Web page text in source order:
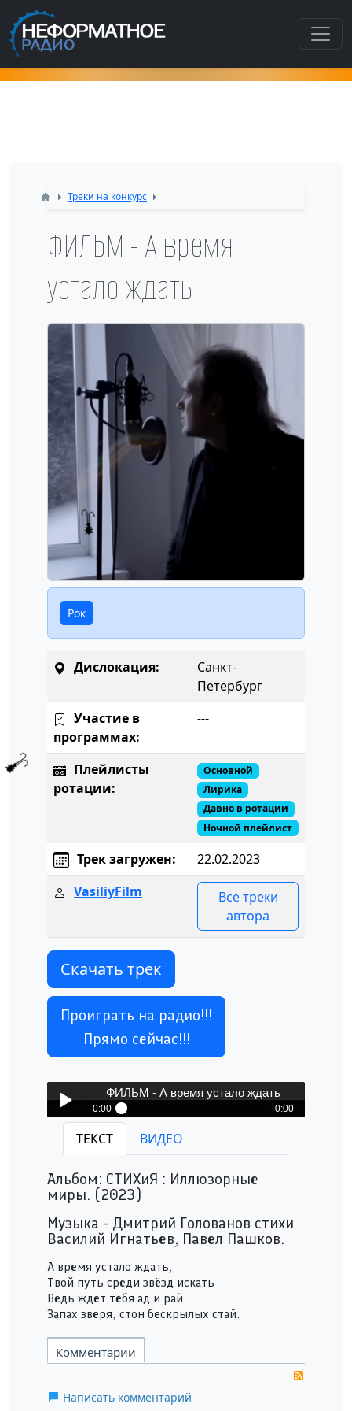
Как попасть в этот раздел???
Треки на конкурс
ФИЛЬМ - А время
устало ждать
Рок
Дислокация:
Санкт-
Петербург
Участие в
программах:
---
Плейлисты
ротации:
Основной
Лирика
Давно в ротации
Ночной плейлист
Трек загружен:
22.02.2023
VasiliyFilm
Все треки
автора
Скачать трек
Проиграть на радио!!!
Прямо сейчас!!!
pause
ФИЛЬМ - А время устало ждать
0:00 0:00
ФИЛЬМ - А время устало ждать
ТЕКСТ ВИДЕО
Альбом: СТИХиЯ : Иллюзорные
миры. (2023)
Музыка - Дмитрий Голованов стихи
Василий Игнатьев, Павел Пашков.
А время устало ждать,
Твой путь среди звёзд искать
Ведь ждет тебя ад и рай
Запах зверя, стон бескрылых стай.
Комментарии
Написать комментарий